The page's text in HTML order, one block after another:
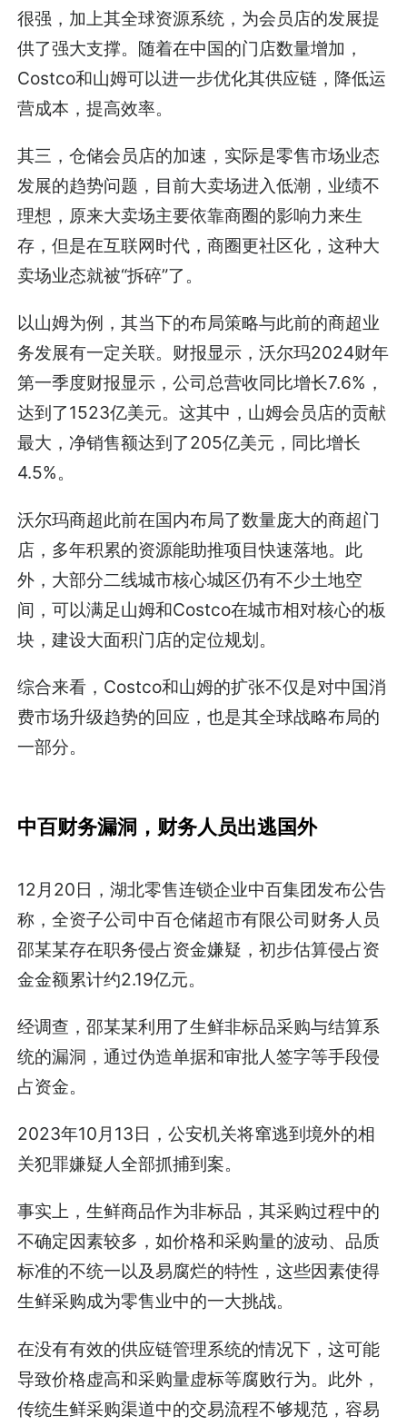
很强，加上其全球资源系统，为会员店的发展提
供了强大支撑。随着在中国的门店数量增加，
Costco和山姆可以进一步优化其供应链，降低运
营成本，提高效率。
其三，仓储会员店的加速，实际是零售市场业态
发展的趋势问题，目前大卖场进入低潮，业绩不
理想，原来大卖场主要依靠商圈的影响力来生
存，但是在互联网时代，商圈更社区化，这种大
卖场业态就被“拆碎”了。
以山姆为例，其当下的布局策略与此前的商超业
务发展有一定关联。财报显示，沃尔玛2024财年
第一季度财报显示，公司总营收同比增长7.6%，
达到了1523亿美元。这其中，山姆会员店的贡献
最大，净销售额达到了205亿美元，同比增长
4.5%。
沃尔玛商超此前在国内布局了数量庞大的商超门
店，多年积累的资源能助推项目快速落地。此
外，大部分二线城市核心城区仍有不少土地空
间，可以满足山姆和Costco在城市相对核心的板
块，建设大面积门店的定位规划。
综合来看，Costco和山姆的扩张不仅是对中国消
费市场升级趋势的回应，也是其全球战略布局的
一部分。
中百财务漏洞，财务人员出逃国外
12月20日，湖北零售连锁企业中百集团发布公告
称，全资子公司中百仓储超市有限公司财务人员
邵某某存在职务侵占资金嫌疑，初步估算侵占资
金金额累计约2.19亿元。
经调查，邵某某利用了生鲜非标品采购与结算系
统的漏洞，通过伪造单据和审批人签字等手段侵
占资金。
2023年10月13日，公安机关将窜逃到境外的相
关犯罪嫌疑人全部抓捕到案。
事实上，生鲜商品作为非标品，其采购过程中的
不确定因素较多，如价格和采购量的波动、品质
标准的不统一以及易腐烂的特性，这些因素使得
生鲜采购成为零售业中的一大挑战。
在没有有效的供应链管理系统的情况下，这可能
导致价格虚高和采购量虚标等腐败行为。此外，
传统生鲜采购渠道中的交易流程不够规范，容易